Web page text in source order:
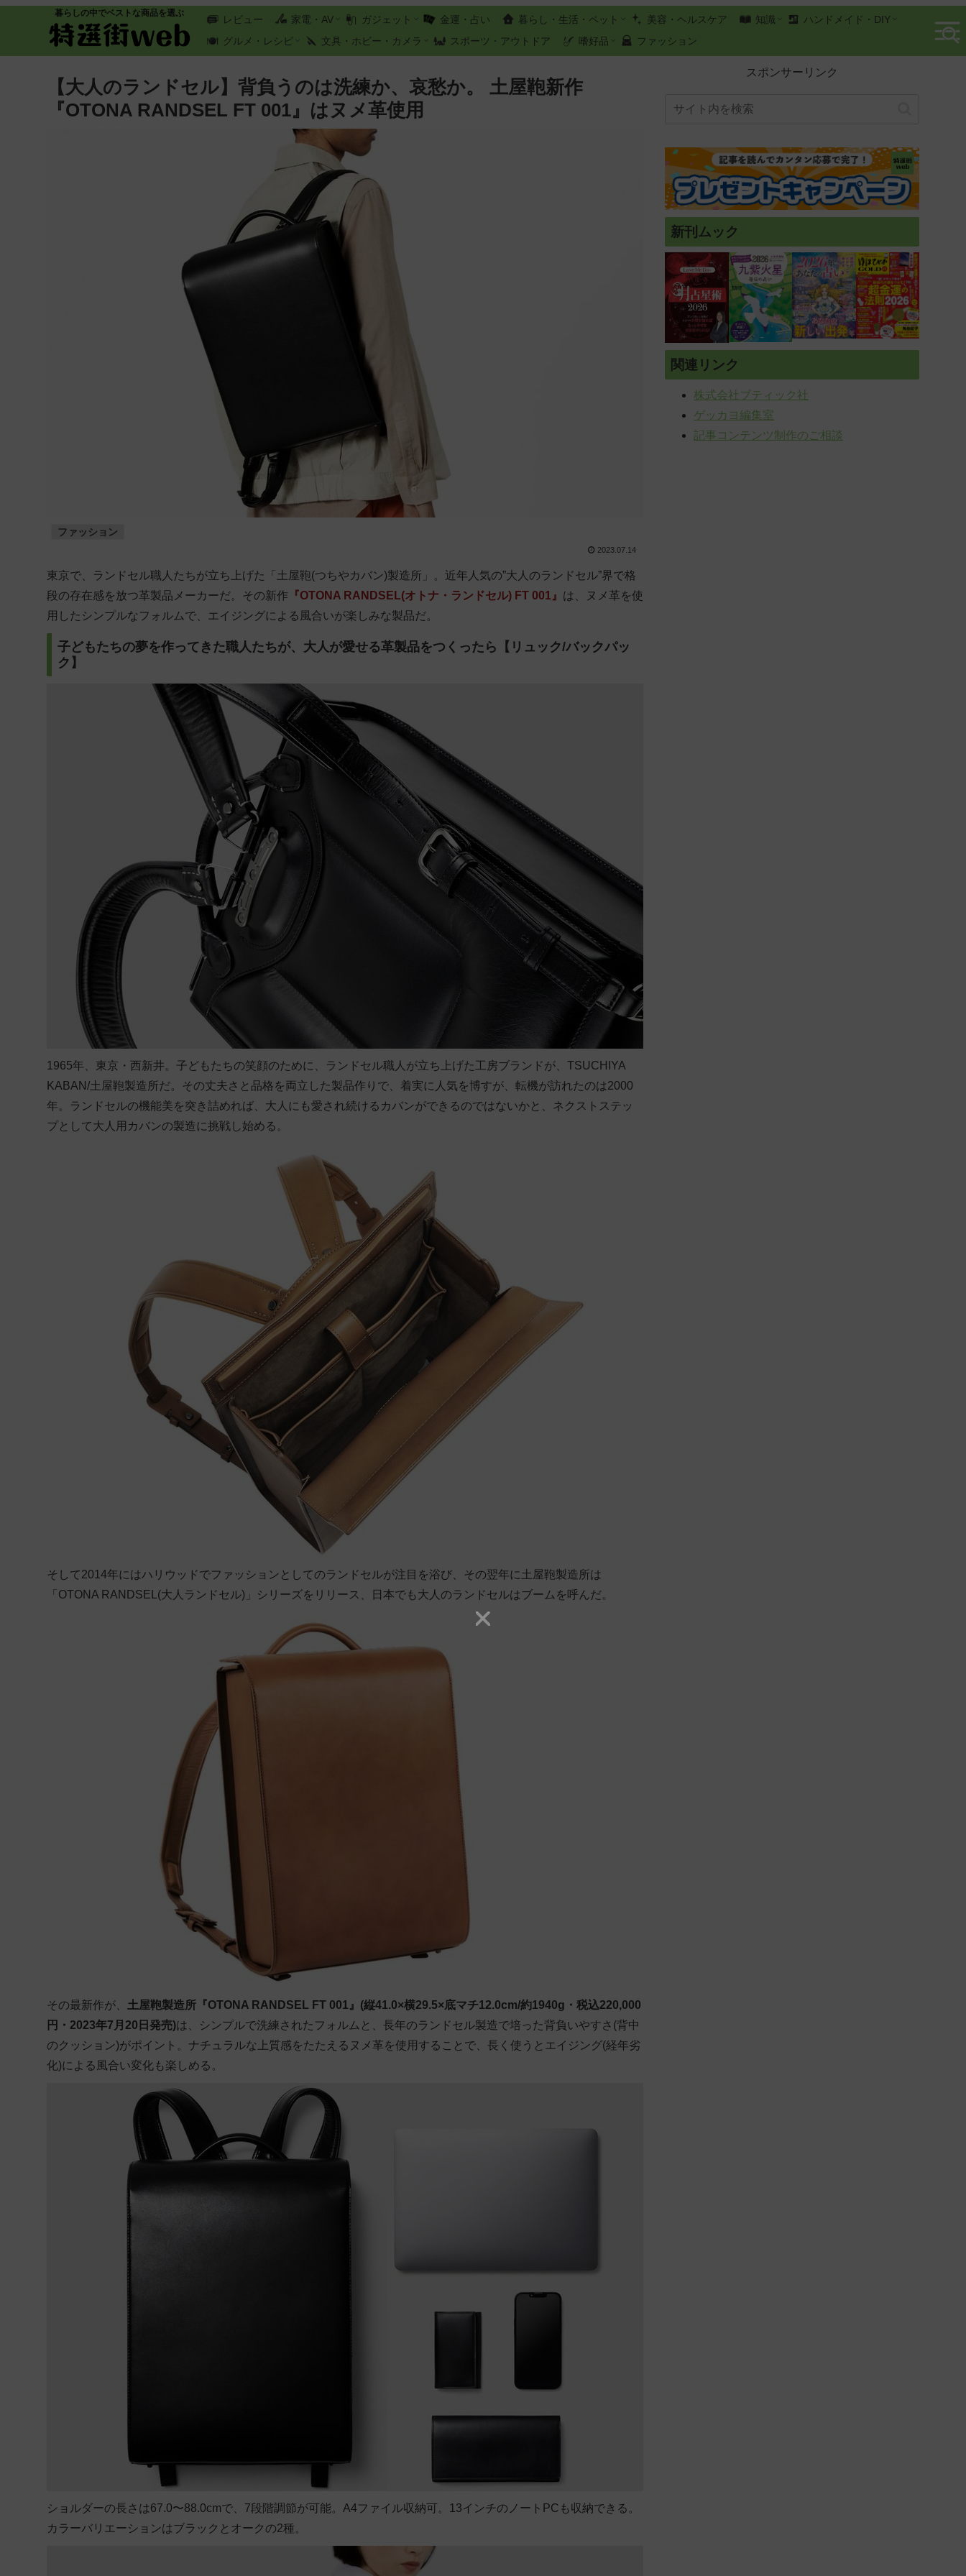
暮らしの中でベストな商品を選ぶ
レビュー 家電・AV ガジェット 金運・占い 暮らし・生活・ペット 美容・ヘルスケア 知識
ハンドメイド・DIY
グルメ・レシピ
文具・ホビー・カメラ スポーツ・アウトドア 嗜好品 ファッション
【大人のランドセル】背負うのは洗練か、哀愁か。 土屋鞄新作
『OTONA RANDSEL FT 001』はヌメ革使用
ファッション
2023.07.14
東京で、ランドセル職人たちが立ち上げた「土屋鞄(つちやカバン)製造所」。近年人気の”大人のランドセル”界で格
段の存在感を放つ革製品メーカーだ。その新作 『OTONA RANDSEL(オトナ・ランドセル) FT 001』 は、ヌメ革を使
用したシンプルなフォルムで、エイジングによる風合いが楽しみな製品だ。
子どもたちの夢を作ってきた職人たちが、大人が愛せる革製品をつくったら【リュック/バックパッ
ク】
1965年、東京・西新井。子どもたちの笑顔のために、ランドセル職人が立ち上げた工房ブランドが、TSUCHIYA
KABAN/土屋鞄製造所だ。その丈夫さと品格を両立した製品作りで、着実に人気を博すが、転機が訪れたのは2000
年。ランドセルの機能美を突き詰めれば、大人にも愛され続けるカバンができるのではないかと、ネクストステッ
プとして大人用カバンの製造に挑戦し始める。
そして2014年にはハリウッドでファッションとしてのランドセルが注目を浴び、その翌年に土屋鞄製造所は
「OTONA RANDSEL(大人ランドセル)」シリーズをリリース、日本でも大人のランドセルはブームを呼んだ。
その最新作が、
土屋鞄製造所『OTONA RANDSEL FT 001』(縦41.0×横29.5×底マチ12.0cm/約1940g・税込220,000
円・2023年7月20日発売)は、シンプルで洗練されたフォルムと、長年のランドセル製造で培った背負いやすさ(背中
のクッション)がポイント。ナチュラルな上質感をたたえるヌメ革を使用することで、長く使うとエイジング(経年劣
化)による風合い変化も楽しめる。
ショルダーの長さは67.0〜88.0cmで、7段階調節が可能。A4ファイル収納可。13インチのノートPCも収納できる。
カラーバリエーションはブラックとオークの2種。
スポンサーリンク
新刊ムック
関連リンク
株式会社ブティック社
ゲッカヨ編集室
記事コンテンツ制作のご相談